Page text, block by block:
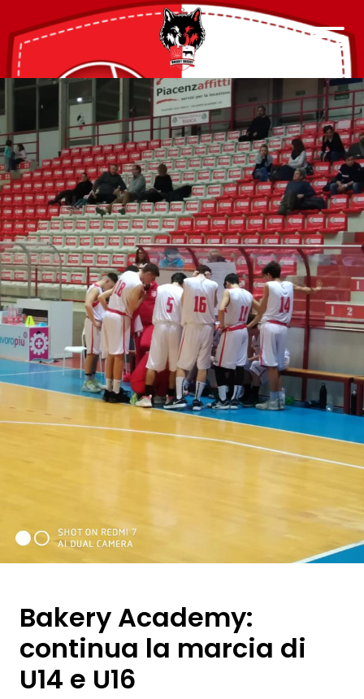
Bakery Academy:
continua la marcia di
U14 e U16